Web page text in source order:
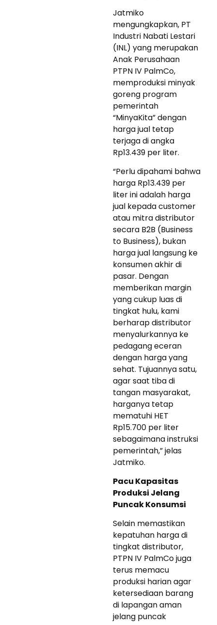
Jatmiko
mengungkapkan, PT
Industri Nabati Lestari
(INL) yang merupakan
Anak Perusahaan
PTPN IV PalmCo,
memproduksi minyak
goreng program
pemerintah
“MinyaKita” dengan
harga jual tetap
terjaga di angka
Rp13.439 per liter.
“Perlu dipahami bahwa
harga Rp13.439 per
liter ini adalah harga
jual kepada customer
atau mitra distributor
secara B2B (Business
to Business), bukan
harga jual langsung ke
konsumen akhir di
pasar. Dengan
memberikan margin
yang cukup luas di
tingkat hulu, kami
berharap distributor
menyalurkannya ke
pedagang eceran
dengan harga yang
sehat. Tujuannya satu,
agar saat tiba di
tangan masyarakat,
harganya tetap
mematuhi HET
Rp15.700 per liter
sebagaimana instruksi
pemerintah,” jelas
Jatmiko.
Pacu Kapasitas
Produksi Jelang
Puncak Konsumsi
Selain memastikan
kepatuhan harga di
tingkat distributor,
PTPN IV PalmCo juga
terus memacu
produksi harian agar
ketersediaan barang
di lapangan aman
jelang puncak